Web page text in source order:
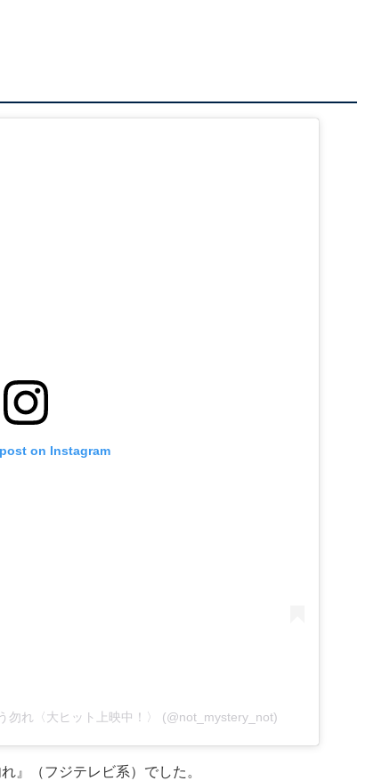
on Instagram
勿れ〈大ヒット上映中！〉 (@not_mystery_not)
』（フジテレビ系）でした。